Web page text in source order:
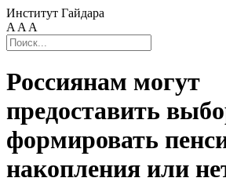
Институт Гайдара
A A A
Россиянам могут
предоставить
формировать
накопления или